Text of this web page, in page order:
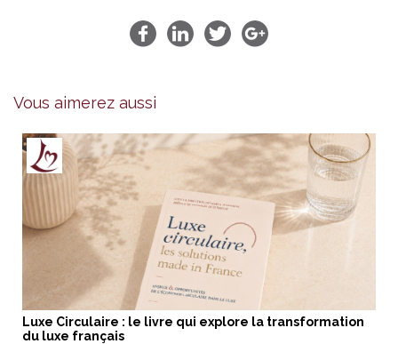
Vous aimerez aussi
Luxe Circulaire : le livre qui explore la transformation
du luxe français